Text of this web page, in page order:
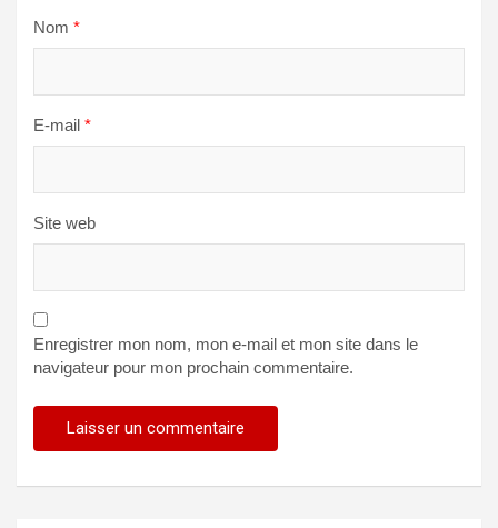
Nom *
E-mail *
Site web
Enregistrer mon nom, mon e-mail et mon site dans le
navigateur pour mon prochain commentaire.